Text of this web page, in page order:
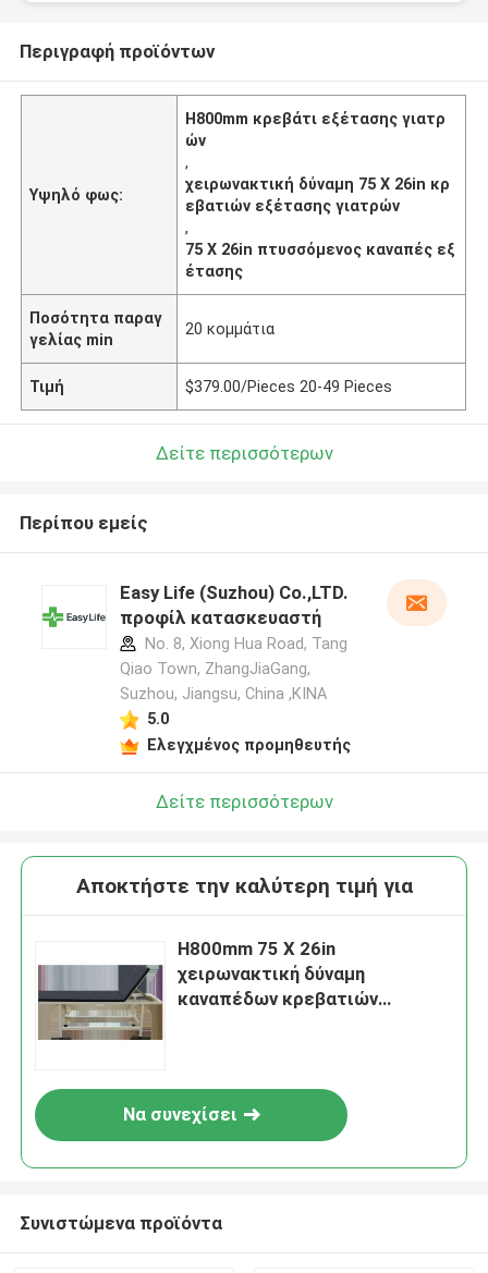
Περιγραφή προϊόντων
Υψηλό φως:
H800mm κρεβάτι εξέτασης γιατρ
ών
,
χειρωνακτική δύναμη 75 X 26in κρ
εβατιών εξέτασης γιατρών
,
75 X 26in πτυσσόμενος καναπές εξ
έτασης
Ποσότητα παραγ
γελίας min
20 κομμάτια
Τιμή $379.00/Pieces 20-49 Pieces
Δείτε περισσότερων
Περίπου εμείς
Easy Life (Suzhou) Co.,LTD.
προφίλ κατασκευαστή
No. 8, Xiong Hua Road, Tang
Qiao Town, ZhangJiaGang,
Suzhou, Jiangsu, China ,ΚΙΝΑ
5.0
Ελεγχμένος προμηθευτής
Δείτε περισσότερων
Αποκτήστε την καλύτερη τιμή για
H800mm 75 X 26in
χειρωνακτική δύναμη
καναπέδων κρεβατιών
Να συνεχίσει
Συνιστώμενα προϊόντα